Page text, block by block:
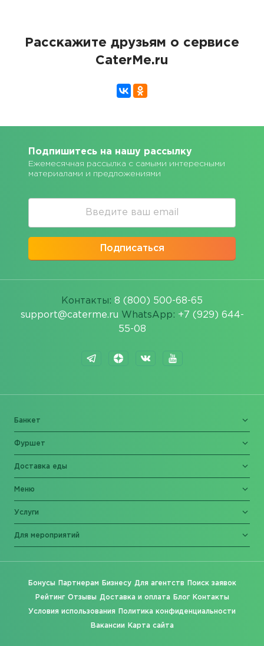
Расскажите друзьям о сервисе
CaterMe.ru
Подпишитесь на нашу рассылку
Ежемесячная рассылка с самыми интересными
материалами и предложениями
Подписаться
Контакты: 8 (800) 500-68-65
support@caterme.ru WhatsApp: +7 (929) 644-
55-08
Банкет
Фуршет
Доставка еды
Меню
Услуги
Для мероприятий
Бонусы Партнерам Бизнесу Для агентств Поиск заявок
Рейтинг Отзывы Доставка и оплата Блог Контакты
Условия использования Политика конфиденциальности
Вакансии Карта сайта